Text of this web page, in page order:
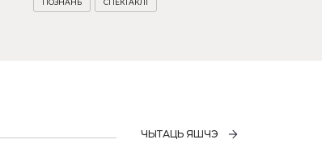
ПОЗНАНЬ СПЕКТАКЛІ
ЧЫТАЦЬ ЯШЧЭ